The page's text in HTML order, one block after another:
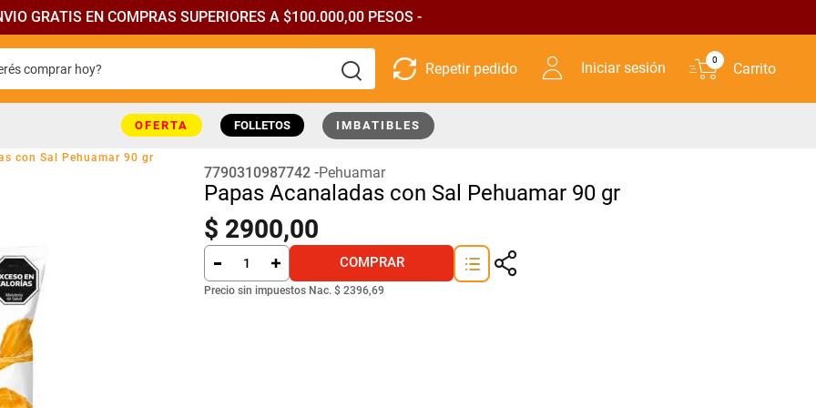
GRATIS EN COMPRAS SUPERIORES A $100.000,00 PESOS -
comprar hoy?
Iniciar sesión 0
OFERTA FOLLETOS IMBATIBLES
con Sal Pehuamar 90 gr
7790310987742 Pehuamar
Papas Acanaladas con Sal Pehuamar 90 gr
$ 2900,00
COMPRAR
Precio sin impuestos Nac. $ 2396,69
buscados